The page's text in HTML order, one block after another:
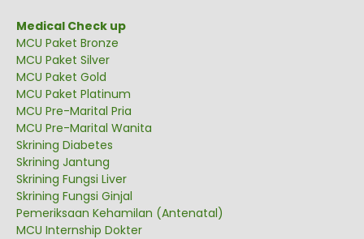
Medical Check up
MCU Paket Bronze
MCU Paket Silver
MCU Paket Gold
MCU Paket Platinum
MCU Pre-Marital Pria
MCU Pre-Marital Wanita
Skrining Diabetes
Skrining Jantung
Skrining Fungsi Liver
Skrining Fungsi Ginjal
Pemeriksaan Kehamilan (Antenatal)
MCU Internship Dokter